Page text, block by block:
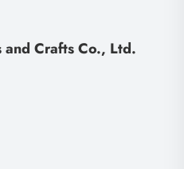
and Crafts Co., Ltd.